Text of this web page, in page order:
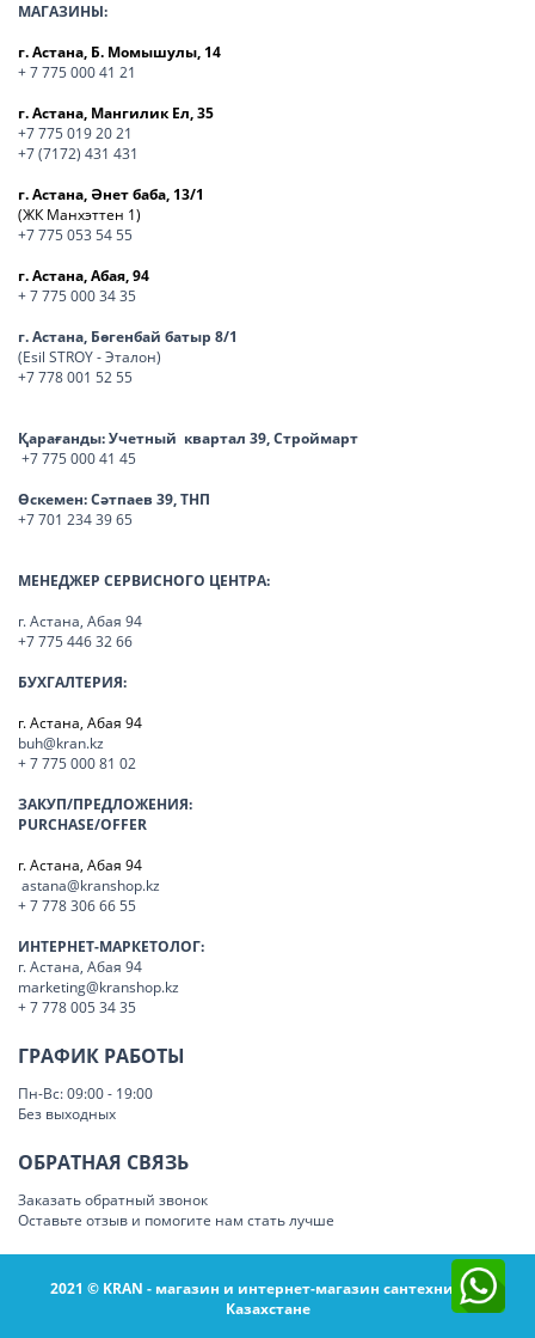
МАГАЗИНЫ:
г. Астана, Б. Момышулы, 14
+ 7 775 000 41 21
г. Астана, Мангилик Ел, 35
+7 775 019 20 21
+7 (7172) 431 431
г. Астана, Әнет баба, 13/1
(ЖК Манхэттен 1)
+7 775 053 54 55
г. Астана, Абая, 94
+ 7 775 000 34 35
г. Астана, Бөгенбай батыр 8/1
(Esil STROY - Эталон)
+7 778 001 52 55
Қарағанды:Учетный квартал 39, Строймарт
+7 775 000 41 45
Өскемен:Сәтпаев 39, ТНП
+7 701 234 39 65
МЕНЕДЖЕР СЕРВИСНОГО ЦЕНТРА:
г. Астана, Абая 94
+7 775 446 32 66
БУХГАЛТЕРИЯ:
г. Астана, Абая 94
buh@kran.kz
+ 7 775 000 81 02
ЗАКУП/ПРЕДЛОЖЕНИЯ:
PURCHASE/OFFER
г. Астана, Абая 94
astana@kranshop.kz
+ 7 778 306 66 55
ИНТЕРНЕТ-МАРКЕТОЛОГ:
г. Астана, Абая 94
marketing@kranshop.kz
+ 7 778 005 34 35
ГРАФИК РАБОТЫ
Пн-Вс: 09:00 - 19:00
Без выходных
ОБРАТНАЯ СВЯЗЬ
Заказать обратный звонок
Оставьте отзыв и помогите нам стать лучше
2021 © KRAN - магазин и интернет-магазин сантехники в
Казахстане